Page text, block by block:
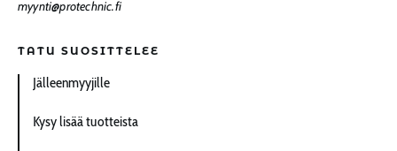
myynti@protechnic.fi
TATU SUOSITTELEE
Jälleenmyyjille
Kysy lisää tuotteista